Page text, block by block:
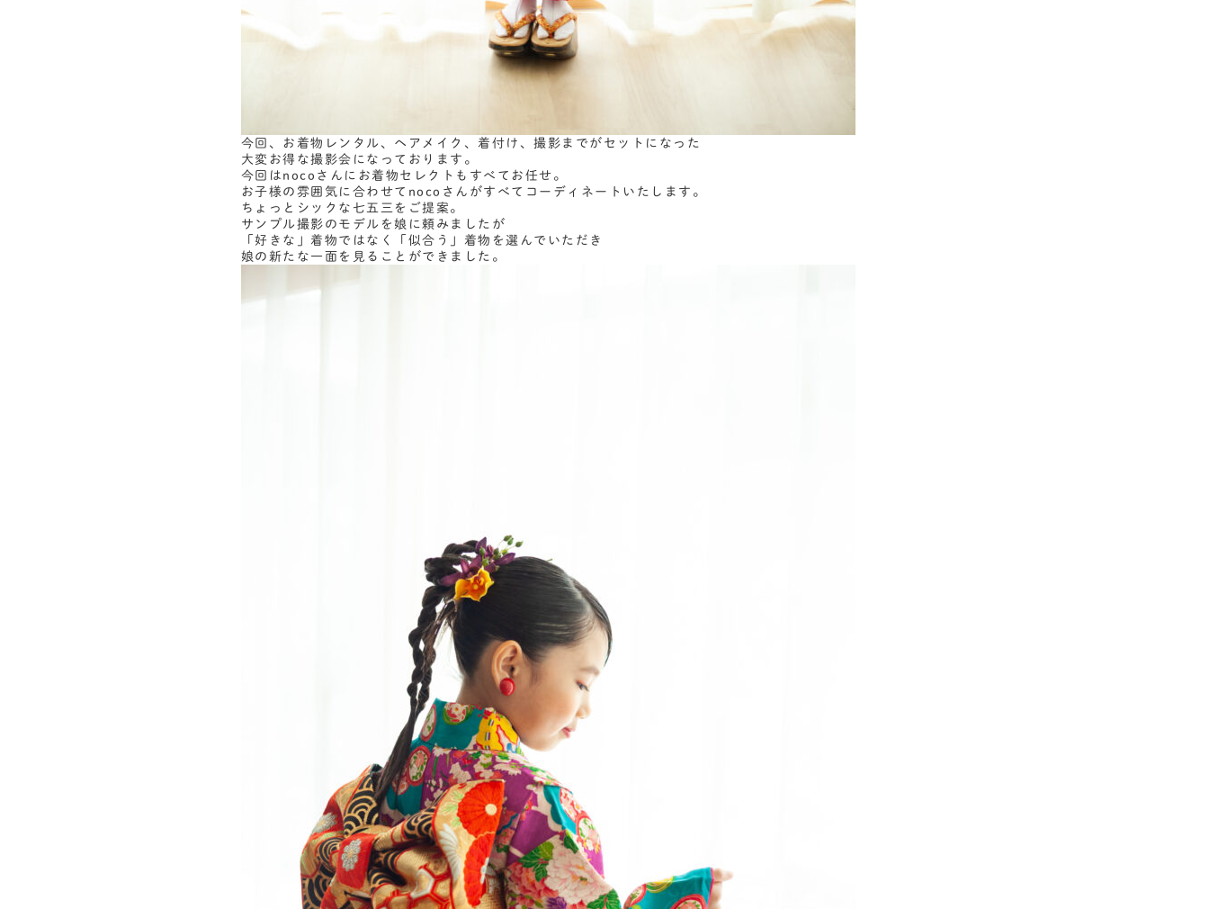
今回、お着物レンタル、ヘアメイク、着付け、撮影までがセットになった
大変お得な撮影会になっております。
今回はnocoさんにお着物セレクトもすべてお任せ。
お子様の雰囲気に合わせてnocoさんがすべてコーディネートいたします。
ちょっとシックな七五三をご提案。
サンプル撮影のモデルを娘に頼みましたが
「好きな」着物ではなく「似合う」着物を選んでいただき
娘の新たな一面を見ることができました。